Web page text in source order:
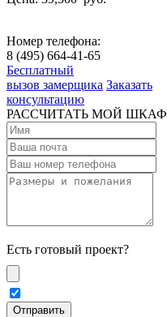
Номер телефона:
8 (495) 664-41-65
Бесплатный
вызов замерщика Заказать
консультацию
РАССЧИТАТЬ МОЙ ШКАФ
Есть готовый проект?